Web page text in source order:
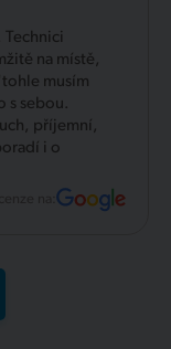
na místě,
musím
s sebou.
příjemní,
i o
na: